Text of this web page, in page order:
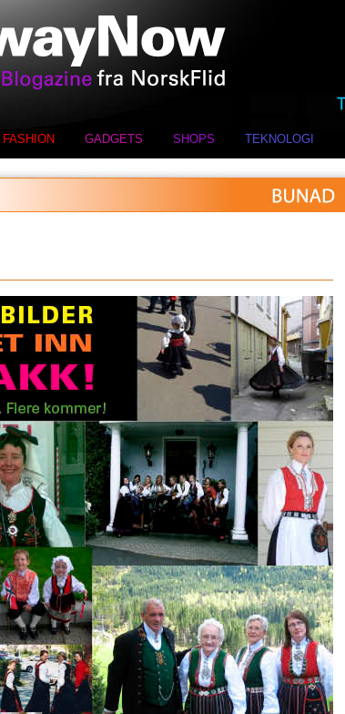
FASHION GADGETS SHOPS TEKNOLOGI